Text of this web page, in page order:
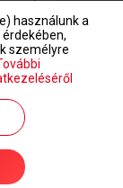
Europe Zrt.
használunk a
személyre